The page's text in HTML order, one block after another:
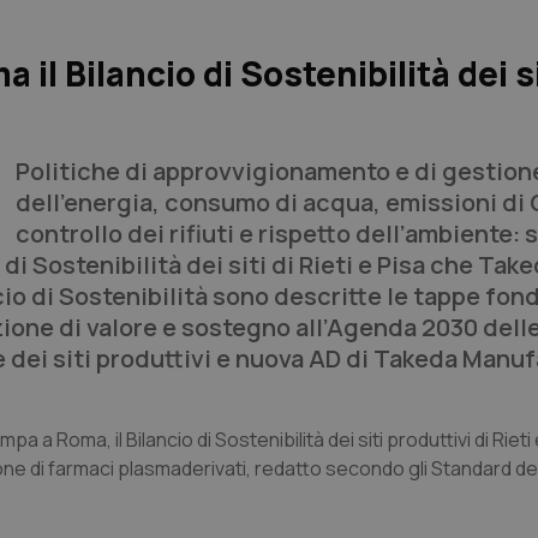
il Bilancio di Sostenibilità dei
Politiche di approvvigionamento e di
dell’energia, consumo di acqua, emissioni di
controllo dei rifiuti e rispetto dell’ambiente:
Sostenibilità dei siti di Rieti e Pisa che
di Sostenibilità sono descritte le tappe
di valore e sostegno all’Agenda 2030
dei siti produttivi e nuova AD di Takeda
a Roma, il Bilancio di Sostenibilità dei siti produttivi di Rieti
di farmaci plasmaderivati, redatto secondo gli Standard